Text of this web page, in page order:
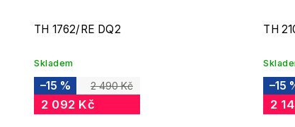
TH 1762/RE DQ2
Skladem
2 490 Kč
–15 %
2 092 Kč
TH
–15
2